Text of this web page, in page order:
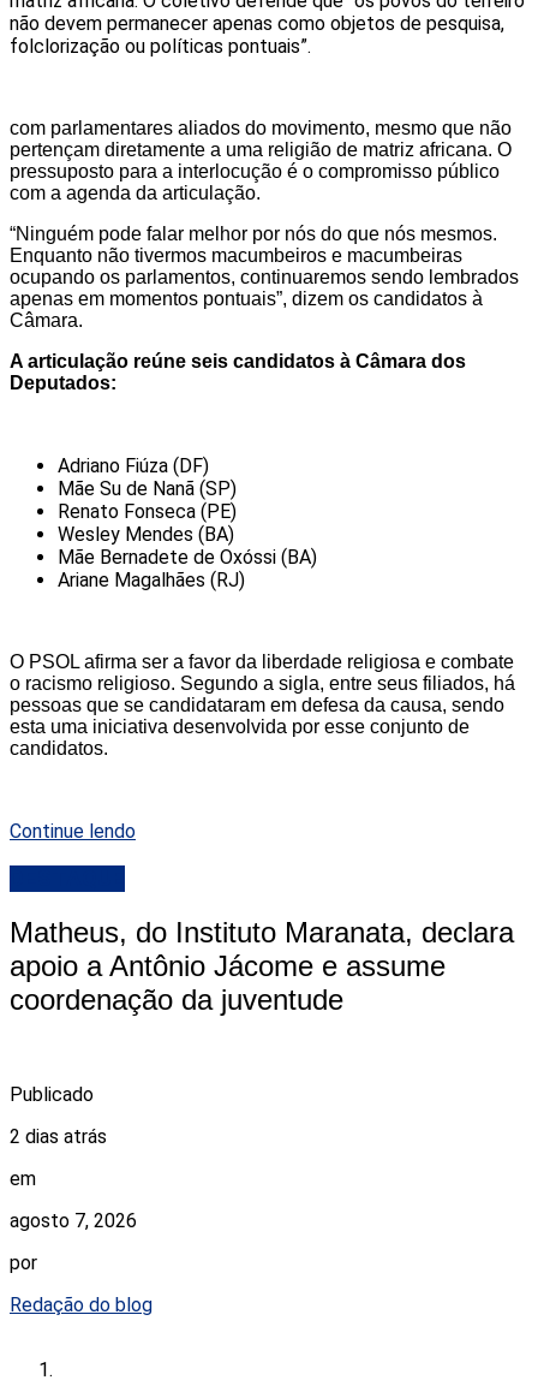
não devem permanecer apenas como objetos de pesquisa,
folclorização ou políticas pontuais”.
com parlamentares aliados do movimento, mesmo que não
pertençam diretamente a uma religião de matriz africana. O
pressuposto para a interlocução é o compromisso público
com a agenda da articulação.
“Ninguém pode falar melhor por nós do que nós mesmos.
Enquanto não tivermos macumbeiros e macumbeiras
ocupando os parlamentos, continuaremos sendo lembrados
apenas em momentos pontuais”, dizem os candidatos à
Câmara.
A articulação reúne seis candidatos à Câmara dos
Deputados:
Adriano Fiúza (DF)
Mãe Su de Nanã (SP)
Renato Fonseca (PE)
Wesley Mendes (BA)
Mãe Bernadete de Oxóssi (BA)
Ariane Magalhães (RJ)
O PSOL afirma ser a favor da liberdade religiosa e combate
o racismo religioso. Segundo a sigla, entre seus filiados, há
pessoas que se candidataram em defesa da causa, sendo
esta uma iniciativa desenvolvida por esse conjunto de
candidatos.
Continue lendo
Matheus, do Instituto Maranata, declara
apoio a Antônio Jácome e assume
coordenação da juventude
Publicado
2 dias atrás
em
agosto 7, 2026
por
Redação do blog